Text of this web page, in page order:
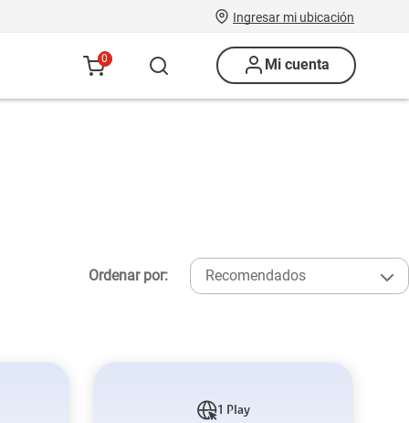
Ingresar mi ubicación
0 Mi cuenta
Ordenar por: Recomendados
1 Play